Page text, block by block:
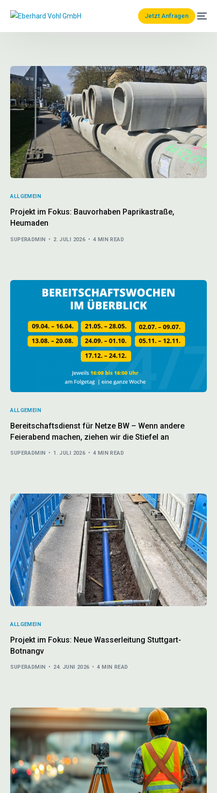
Jetzt Anfragen
ALLGEMEIN
Projekt im Fokus: Bauvorhaben Paprikastraße,
Heumaden
SUPERADMIN 2. JULI 2026 4 MIN READ
ALLGEMEIN
Bereitschaftsdienst für Netze BW – Wenn andere
Feierabend machen, ziehen wir die Stiefel an
SUPERADMIN 1. JULI 2026 4 MIN READ
ALLGEMEIN
Projekt im Fokus: Neue Wasserleitung Stuttgart-
Botnangv
SUPERADMIN 24. JUNI 2026 4 MIN READ